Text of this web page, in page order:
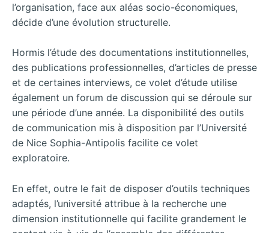
l’organisation, face aux aléas socio-économiques,
décide d’une évolution structurelle.
Hormis l’étude des documentations institutionnelles,
des publications professionnelles, d’articles de presse
et de certaines interviews, ce volet d’étude utilise
également un forum de discussion qui se déroule sur
une période d’une année. La disponibilité des outils
de communication mis à disposition par l’Université
de Nice Sophia-Antipolis facilite ce volet
exploratoire.
En effet, outre le fait de disposer d’outils techniques
adaptés, l’université attribue à la recherche une
dimension institutionnelle qui facilite grandement le